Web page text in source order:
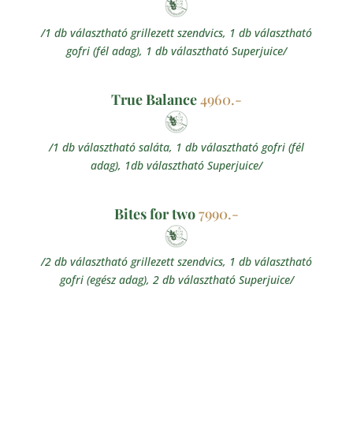
/1 db választható grillezett szendvics, 1 db választható
gofri (fél adag), 1 db választható Superjuice/
True Balance4960.-
/1 db választható saláta, 1 db választható gofri (fél
adag), 1db választható Superjuice/
Bites for two7990.-
/2 db választható grillezett szendvics, 1 db választható
gofri (egész adag), 2 db választható Superjuice/